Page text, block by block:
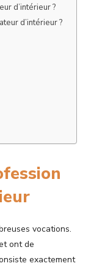
d’intérieur ?
d’intérieur ?
vocations.
ont de
exactement